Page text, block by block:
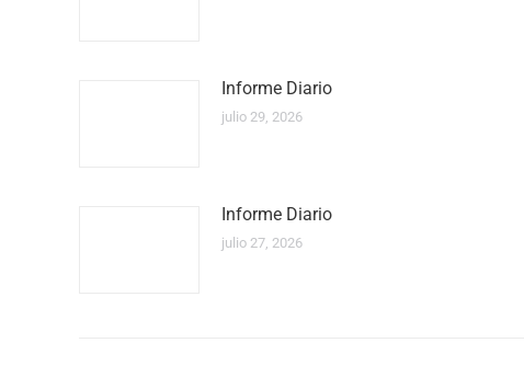
Informe Diario
julio 29, 2026
Informe Diario
julio 27, 2026